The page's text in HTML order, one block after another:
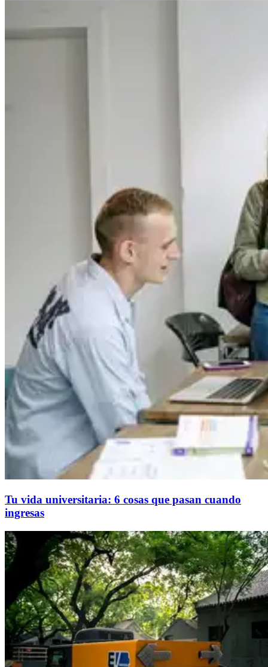
Tu vida universitaria: 6 cosas que pasan cuando
ingresas